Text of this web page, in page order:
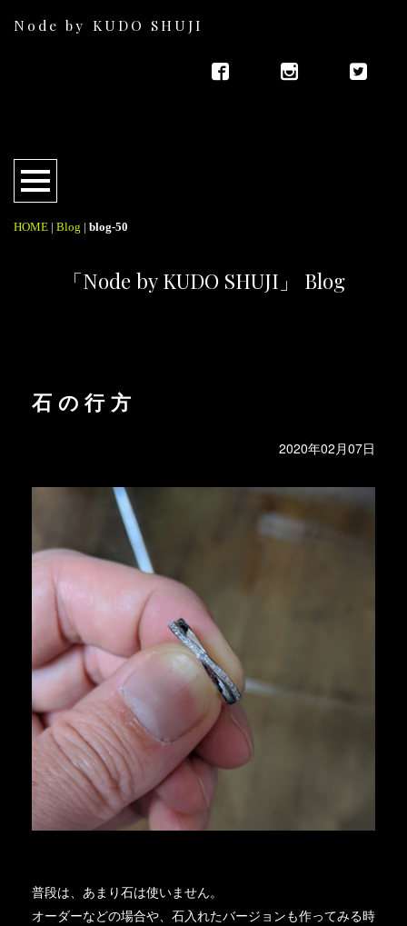
Node by KUDO SHUJI
HOME Blog blog-50
「Node by KUDO SHUJI」 Blog
石の行方
2020年02月07日
普段は、あまり石は使いません。
オーダーなどの場合や、石入れたバージョンも作ってみる時